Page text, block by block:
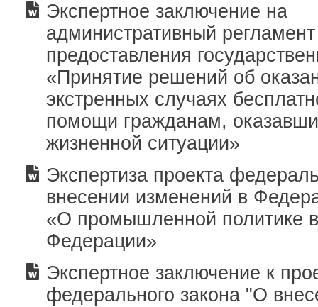
Экспертное заключение на
административный регламент
предоставления
«Принятие решений об
экстренных случаях
помощи гражданам,
жизненной ситуации»
Экспертиза проекта
внесении изменений в
«О промышленной политике
Федерации»
Экспертное заключение к
федерального закона "О